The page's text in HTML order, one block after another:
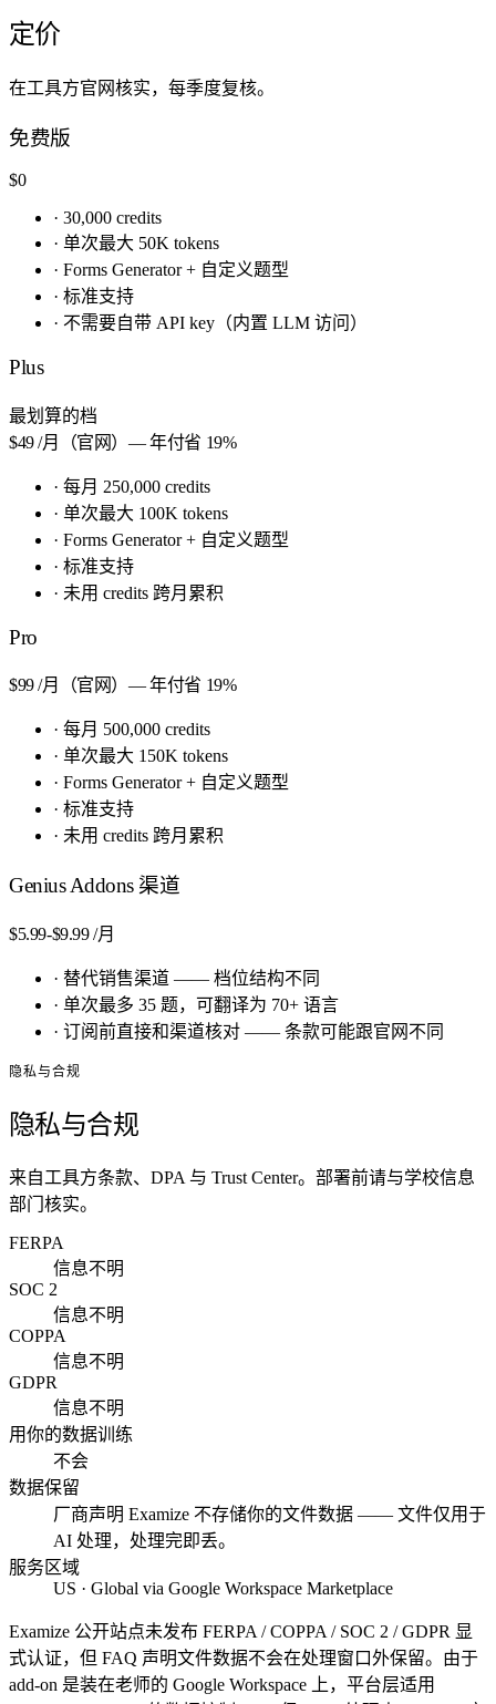
定价
在工具方官网核实，每季度复核。
免费版
$0
· 30,000 credits
· 单次最大 50K tokens
· Forms Generator + 自定义题型
· 标准支持
· 不需要自带 API key（内置 LLM 访问）
Plus
最划算的档
$49/月（官网）— 年付省 19%
· 每月 250,000 credits
· 单次最大 100K tokens
· Forms Generator + 自定义题型
· 标准支持
· 未用 credits 跨月累积
Pro
$99/月（官网）— 年付省 19%
· 每月 500,000 credits
· 单次最大 150K tokens
· Forms Generator + 自定义题型
· 标准支持
· 未用 credits 跨月累积
Genius Addons 渠道
$5.99-$9.99/月
· 替代销售渠道 —— 档位结构不同
· 单次最多 35 题，可翻译为 70+ 语言
· 订阅前直接和渠道核对 —— 条款可能跟官网不同
隐私与合规
隐私与合规
来自工具方条款、DPA 与 Trust Center。部署前请与学校信息
部门核实。
FERPA
信息不明
SOC 2
信息不明
COPPA
信息不明
GDPR
信息不明
用你的数据训练
不会
数据保留
厂商声明 Examize 不存储你的文件数据 —— 文件仅用于
AI 处理，处理完即丢。
服务区域
US · Global via Google Workspace Marketplace
Examize 公开站点未发布 FERPA / COPPA / SOC 2 / GDPR 显
式认证，但 FAQ 声明文件数据不会在处理窗口外保留。由于
add-on 是装在老师的 Google Workspace 上，平台层适用